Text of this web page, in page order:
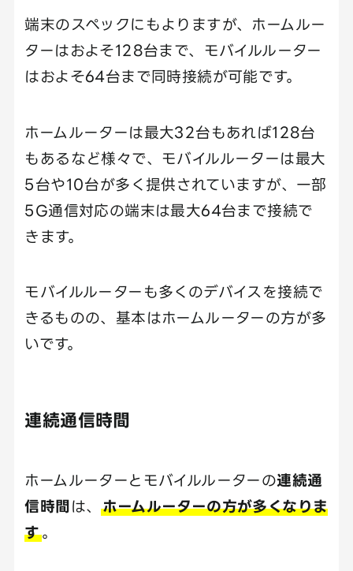
端末のスペックにもよりますが、ホームルー
ターはおよそ128台まで、モバイルルーター
はおよそ64台まで同時接続が可能です。
ホームルーターは最大32台もあれば128台
もあるなど様々で、モバイルルーターは最大
5台や10台が多く提供されていますが、一部
5G通信対応の端末は最大64台まで接続で
きます。
モバイルルーターも多くのデバイスを接続で
きるものの、基本はホームルーターの方が多
いです。
連続通信時間
ホームルーターとモバイルルーターの連続通
信時間 は、ホームルーターの方が多くなりま
す。